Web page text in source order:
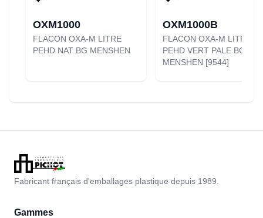
OXM1000
FLACON OXA-M LITRE
PEHD NAT BG MENSHEN
OXM1000B
FLACON OXA-M LITRE
PEHD VERT PALE BG
MENSHEN [9544]
Fabricant français d'emballages plastique depuis 1989.
Gammes